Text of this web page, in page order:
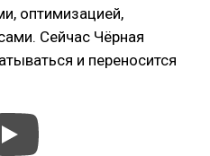
оптимизацией,
Сейчас Чёрная
и переносится